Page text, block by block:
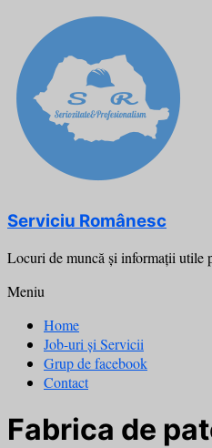
content
Serviciu Românesc
Locuri de muncă şi informații utile
Meniu
Home
Job-uri și Servicii
Grup de facebook
Contact
Fabrica de